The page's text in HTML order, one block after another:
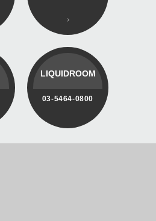
LIQUIDROOM
03-5464-0800